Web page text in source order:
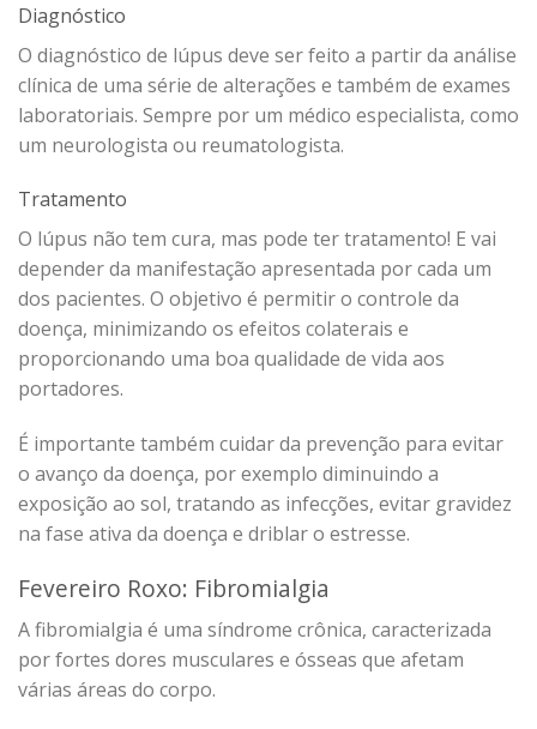
Diagnóstico
O diagnóstico de lúpus deve ser feito a partir da análise
clínica de uma série de alterações e também de exames
laboratoriais. Sempre por um médico especialista, como
um neurologista ou reumatologista.
Tratamento
O lúpus não tem cura, mas pode ter tratamento! E vai
depender da manifestação apresentada por cada um
dos pacientes. O objetivo é permitir o controle da
doença, minimizando os efeitos colaterais e
proporcionando uma boa qualidade de vida aos
portadores.
É importante também cuidar da prevenção para evitar
o avanço da doença, por exemplo diminuindo a
exposição ao sol, tratando as infecções, evitar gravidez
na fase ativa da doença e driblar o estresse.
Fevereiro Roxo: Fibromialgia
A fibromialgia é uma síndrome crônica, caracterizada
por fortes dores musculares e ósseas que afetam
várias áreas do corpo.